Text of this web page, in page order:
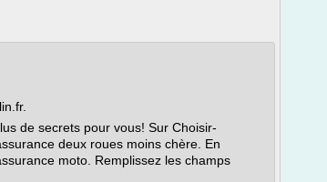
de secrets pour vous! Sur Choisir-
deux roues moins chère. En
moto. Remplissez les champs